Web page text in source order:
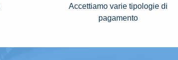
Accettiamo varie tipologie di
pagamento